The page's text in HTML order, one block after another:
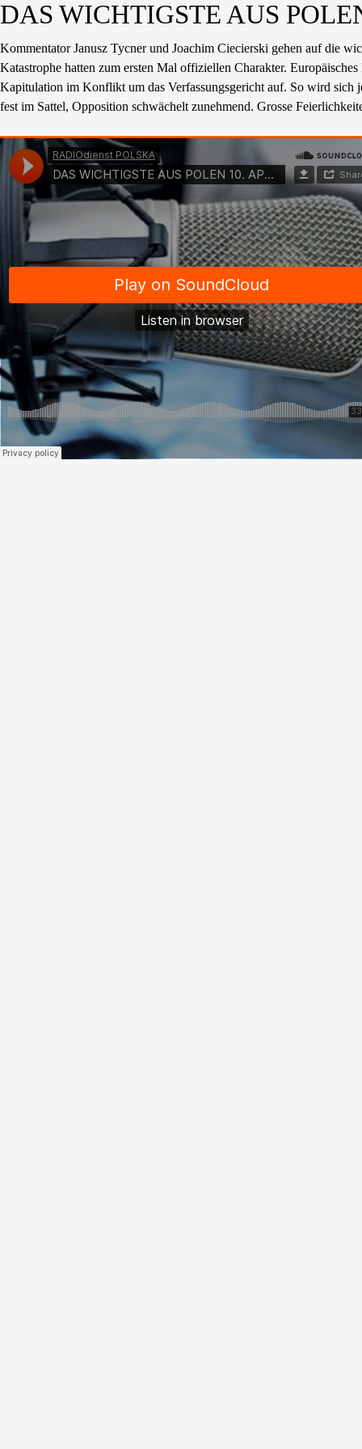
DAS WICHTIGSTE AUS
Kommentator Janusz Tycner und Joachim Ciecierski gehen auf die
Katastrophe hatten zum ersten Mal offiziellen Charakter.
Kapitulation im Konflikt um das Verfassungsgericht auf. So wird sich
fest im Sattel, Opposition schwächelt zunehmend. Grosse